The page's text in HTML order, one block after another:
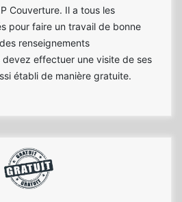
Couverture. Il a tous les
pour faire un travail de bonne
renseignements
effectuer une visite de ses
établi de manière gratuite.